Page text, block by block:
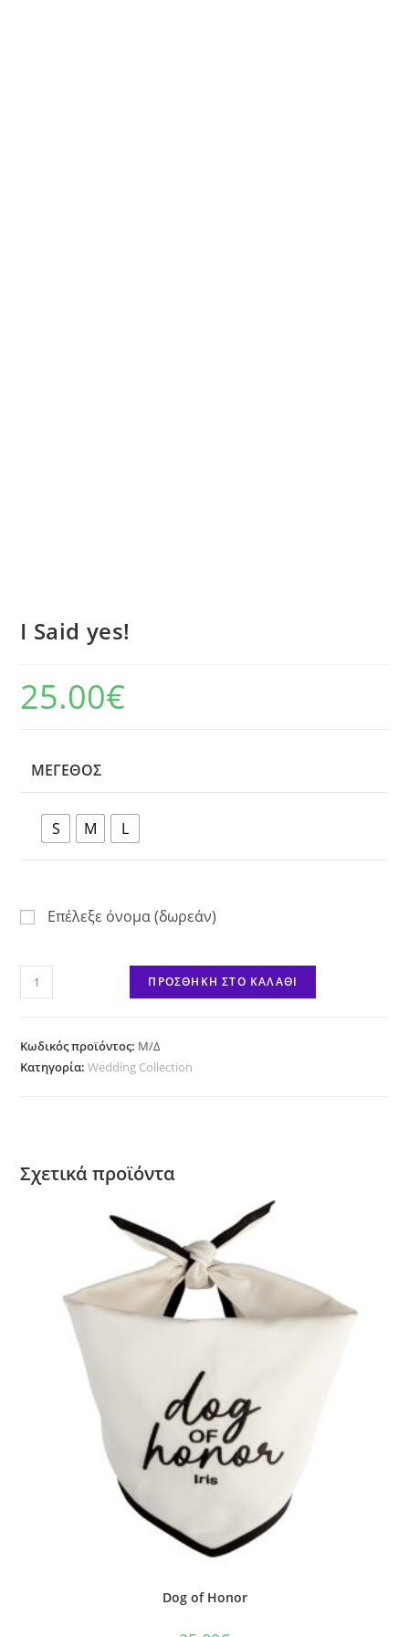
I Said yes!
25.00€
ΜΈΓΕΘΟΣ
S M L
Επέλεξε όνομα (δωρεάν)
Said
ποσότητα
ΠΡΟΣΘΉΚΗ ΣΤΟ ΚΑΛΆΘΙ
Κωδικός προϊόντος: Μ/Δ
Κατηγορία:Wedding Collection
Σχετικά προϊόντα
Dog of Honor